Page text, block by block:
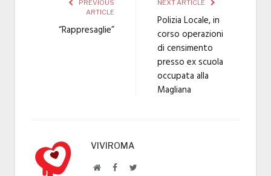
PREVIOUS
ARTICLE
“Rappresaglie”
NEXT ARTICLE
Polizia Locale, in
corso operazioni
di censimento
presso ex scuola
occupata alla
Magliana
VIVIROMA
WebsiteFacebookTwitter